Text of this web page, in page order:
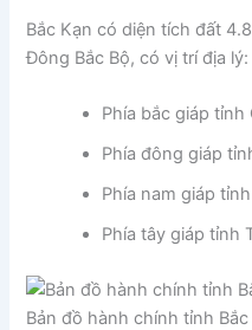
Bắc Kạn có diện tích đất
Đông Bắc Bộ, có vị trí địa lý:
Phía bắc giáp tỉnh
Phía đông giáp
Phía nam giáp
Phía tây giáp tỉnh
Bản đồ hành chính tỉnh